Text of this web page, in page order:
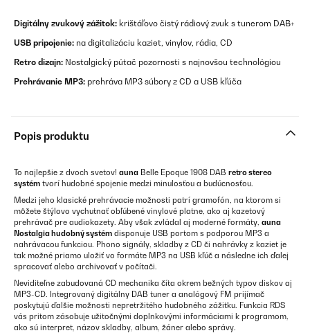
Digitálny zvukový zážitok: krištáľovo čistý rádiový zvuk s tunerom DAB+
USB pripojenie: na digitalizáciu kaziet, vinylov, rádia, CD
Retro dizajn: Nostalgický pútač pozornosti s najnovšou technológiou
Prehrávanie MP3: prehráva MP3 súbory z CD a USB kľúča
Popis produktu
To najlepšie z dvoch svetov! auna Belle Epoque 1908 DAB retro stereo
systém tvorí hudobné spojenie medzi minulosťou a budúcnosťou.
Medzi jeho klasické prehrávacie možnosti patrí gramofón, na ktorom si
môžete štýlovo vychutnať obľúbené vinylové platne, ako aj kazetový
prehrávač pre audiokazety. Aby však zvládal aj moderné formáty, auna
Nostalgia hudobný systém disponuje USB portom s podporou MP3 a
nahrávacou funkciou. Phono signály, skladby z CD či nahrávky z kaziet je
tak možné priamo uložiť vo formáte MP3 na USB kľúč a následne ich ďalej
spracovať alebo archivovať v počítači.
Neviditeľne zabudovaná CD mechanika číta okrem bežných typov diskov aj
MP3-CD. Integrovaný digitálny DAB tuner a analógový FM prijímač
poskytujú ďalšie možnosti nepretržitého hudobného zážitku. Funkcia RDS
vás pritom zásobuje užitočnými doplnkovými informáciami k programom,
ako sú interpret, názov skladby, album, žáner alebo správy.